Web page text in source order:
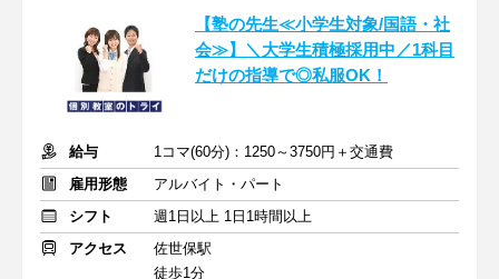
【塾の先生≪小学生対象/国語・社
会≫】＼大学生積極採用中／1科目
だけの指導で◎私服OK！
給与
1コマ(60分)：1250～3750円＋交通費
雇用形態
アルバイト・パート
シフト
週1日以上 1日1時間以上
アクセス
佐世保駅
徒歩1分